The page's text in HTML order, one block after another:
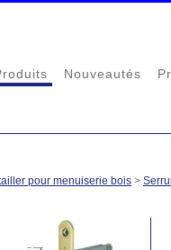
Nouveautés
pour menuiserie bois >